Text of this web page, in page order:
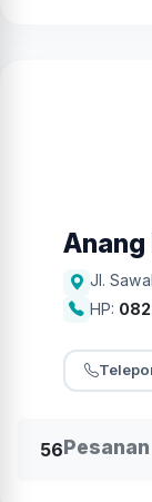
Anang
Jl.
HP:
56Pesanan